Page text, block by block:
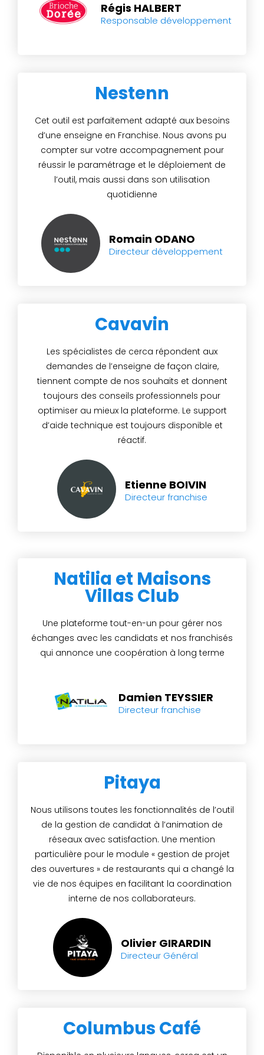
Régis HALBERT
Responsable développement
Nestenn
Cet outil est parfaitement adapté aux besoins
d’une enseigne en Franchise. Nous avons pu
compter sur votre accompagnement pour
réussir le paramétrage et le déploiement de
l’outil, mais aussi dans son utilisation
quotidienne
Romain ODANO
Directeur développement
Cavavin
Les spécialistes de cerca répondent aux
demandes de l’enseigne de façon claire,
tiennent compte de nos souhaits et donnent
toujours des conseils professionnels pour
optimiser au mieux la plateforme. Le support
d’aide technique est toujours disponible et
réactif.
Etienne BOIVIN
Directeur franchise
Natilia et Maisons
Villas Club
Une plateforme tout-en-un pour gérer nos
échanges avec les candidats et nos franchisés
qui annonce une coopération à long terme
Damien TEYSSIER
Directeur franchise
Pitaya
Nous utilisons toutes les fonctionnalités de l’outil
de la gestion de candidat à l’animation de
réseaux avec satisfaction. Une mention
particulière pour le module « gestion de projet
des ouvertures » de restaurants qui a changé la
vie de nos équipes en facilitant la coordination
interne de nos collaborateurs.
Olivier GIRARDIN
Directeur Général
Columbus Café